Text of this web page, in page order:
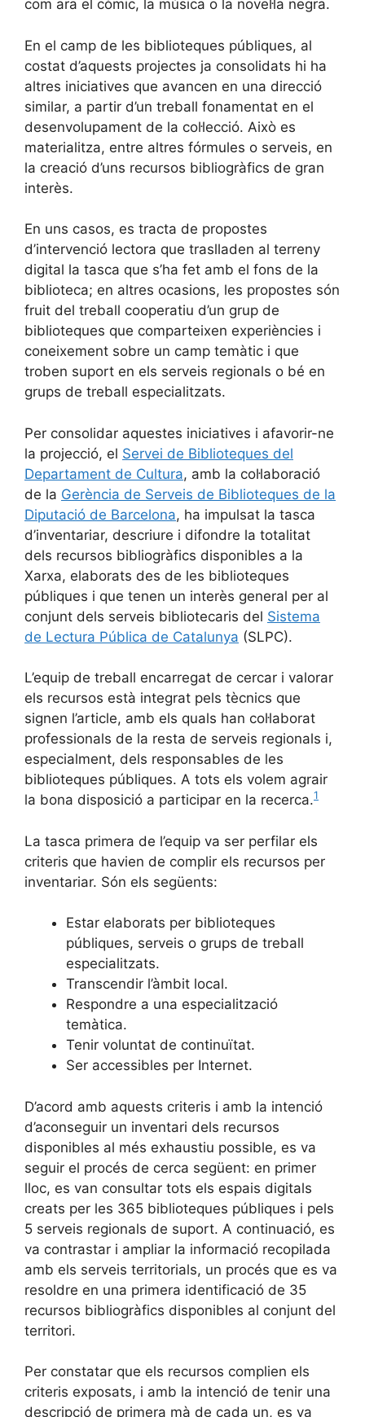
com ara el còmic, la música o la novel·la negra.
En el camp de les biblioteques públiques, al
costat d’aquests projectes ja consolidats hi ha
altres iniciatives que avancen en una direcció
similar, a partir d’un treball fonamentat en el
desenvolupament de la col·lecció. Això es
materialitza, entre altres fórmules o serveis, en
la creació d’uns recursos bibliogràfics de gran
interès.
En uns casos, es tracta de propostes
d’intervenció lectora que traslladen al terreny
digital la tasca que s’ha fet amb el fons de la
biblioteca; en altres ocasions, les propostes són
fruit del treball cooperatiu d’un grup de
biblioteques que comparteixen experiències i
coneixement sobre un camp temàtic i que
troben suport en els serveis regionals o bé en
grups de treball especialitzats.
Per consolidar aquestes iniciatives i afavorir-ne
la projecció, el Servei de Biblioteques del
Departament de Cultura, amb la col·laboració
de la Gerència de Serveis de Biblioteques de la
Diputació de Barcelona, ha impulsat la tasca
d’inventariar, descriure i difondre la totalitat
dels recursos bibliogràfics disponibles a la
Xarxa, elaborats des de les biblioteques
públiques i que tenen un interès general per al
conjunt dels serveis bibliotecaris del Sistema
de Lectura Pública de Catalunya (SLPC).
L’equip de treball encarregat de cercar i valorar
els recursos està integrat pels tècnics que
signen l’article, amb els quals han col·laborat
professionals de la resta de serveis regionals i,
especialment, dels responsables de les
biblioteques públiques. A tots els volem agrair
la bona disposició a participar en la recerca.1
La tasca primera de l’equip va ser perfilar els
criteris que havien de complir els recursos per
inventariar. Són els següents:
Estar elaborats per biblioteques
públiques, serveis o grups de treball
especialitzats.
Transcendir l’àmbit local.
Respondre a una especialització
temàtica.
Tenir voluntat de continuïtat.
Ser accessibles per Internet.
D’acord amb aquests criteris i amb la intenció
d’aconseguir un inventari dels recursos
disponibles al més exhaustiu possible, es va
seguir el procés de cerca següent: en primer
lloc, es van consultar tots els espais digitals
creats per les 365 biblioteques públiques i pels
5 serveis regionals de suport. A continuació, es
va contrastar i ampliar la informació recopilada
amb els serveis territorials, un procés que es va
resoldre en una primera identificació de 35
recursos bibliogràfics disponibles al conjunt del
territori.
Per constatar que els recursos complien els
criteris exposats, i amb la intenció de tenir una
descripció de primera mà de cada un, es va